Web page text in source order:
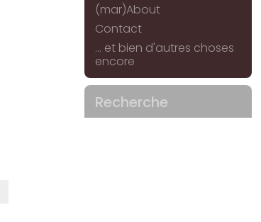
(mar)About
Contact
... et bien d'autres choses
encore
Recherche